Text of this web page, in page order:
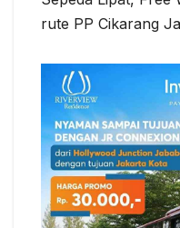
rute PP Cikarang